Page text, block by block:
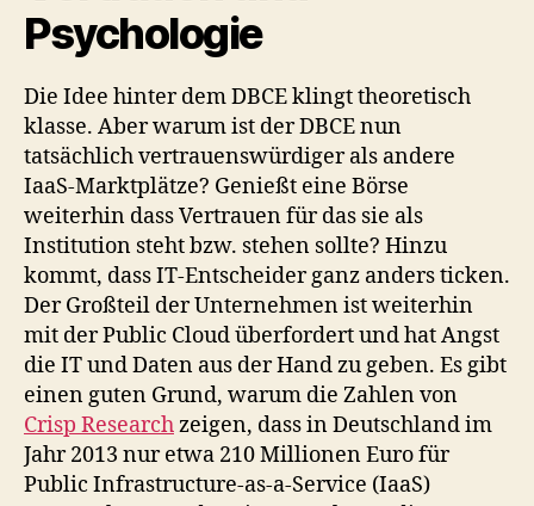
Psychologie
Die Idee hinter dem DBCE klingt theoretisch
klasse. Aber warum ist der DBCE nun
tatsächlich vertrauenswürdiger als andere
IaaS-Marktplätze? Genießt eine Börse
weiterhin dass Vertrauen für das sie als
Institution steht bzw. stehen sollte? Hinzu
kommt, dass IT-Entscheider ganz anders ticken.
Der Großteil der Unternehmen ist weiterhin
mit der Public Cloud überfordert und hat Angst
die IT und Daten aus der Hand zu geben. Es gibt
einen guten Grund, warum die Zahlen von
Crisp Researchzeigen, dass in Deutschland im
Jahr 2013 nur etwa 210 Millionen Euro für
Public Infrastructure-as-a-Service (IaaS)